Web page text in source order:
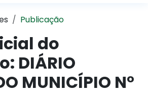
Publicação
do
DIÁRIO
MUNICÍPIO N°